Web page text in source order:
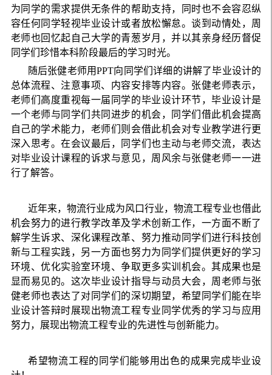
为同学的需求提供无条件的帮助支持，同时也不会容忍纵
容任何同学轻视毕业设计或者放松懈怠。谈到动情处，周
老师也回忆起自己大学的青葱岁月，并以其亲身经历督促
同学们珍惜本科阶段最后的学习时光。
随后张健老师用PPT向同学们详细的讲解了毕业设计的
总体流程、注意事项、内容安排等内容。张健老师表示，
老师们高度重视每一届同学的毕业设计环节，毕业设计是
一个老师与同学们共同进步的机会，同学们借此机会提高
自己的学术能力，老师们则会借此机会对专业教学进行更
深入思考。在会议最后，同学们也主动与老师交流，表达
对毕业设计课程的诉求与意见，周风余与张健老师一一进
行了解答。
近年来，物流行业成为风口行业，物流工程专业也借此
机会努力的进行教学改革及学术创新工作，一方面不断了
解学生诉求、深化课程改革、努力推动同学们进行科技创
新与工程实践，另一方面也努力为同学们提供更好的学习
环境、优化实验室环境、争取更多实训机会。其成果也是
显而易见的。这次毕业设计指导与动员大会，周老师与张
健老师也表达了对同学们的深切期望，希望同学们能在毕
业设计答辩时展现出物流工程专业同学优秀的学习与应用
努力，展现出物流工程专业的先进性与创新能力。
希望物流工程的同学们能够用出色的成果完成毕业设